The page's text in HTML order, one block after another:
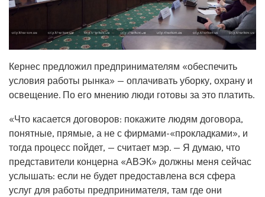
Кернес предложил предпринимателям «обеспечить
условия работы рынка» — оплачивать уборку, охрану и
освещение. По его мнению люди готовы за это платить.
«Что касается договоров: покажите людям договора,
понятные, прямые, а не с фирмами-«прокладками», и
тогда процесс пойдет, — считает мэр. — Я думаю, что
представители концерна «АВЭК» должны меня сейчас
услышать: если не будет предоставлена вся сфера
услуг для работы предпринимателя, там где они